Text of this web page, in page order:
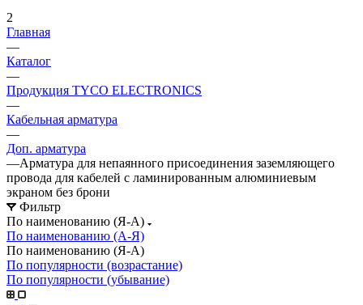
2
Главная
—
Каталог
—
Продукция TYCO ELECTRONICS
—
Кабельная арматура
—
Доп. арматура
—Арматура для непаянного присоединения заземляющего
провода для кабелей с ламинированным алюминиевым
экраном без брони
Фильтр
По наименованию (Я-А)
По наименованию (А-Я)
По наименованию (Я-А)
По популярности (возрастание)
По популярности (убывание)